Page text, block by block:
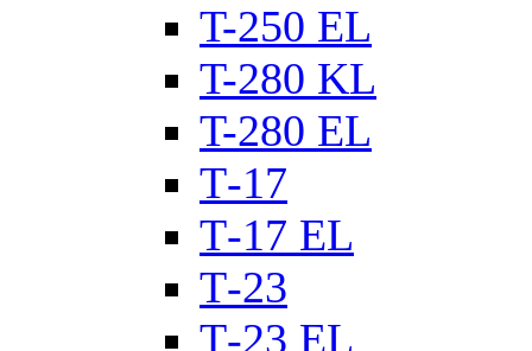
T-250 ЕL
T-280 KL
T-280 ЕL
Т-17
Т-17 EL
Т-23
Т-23 EL